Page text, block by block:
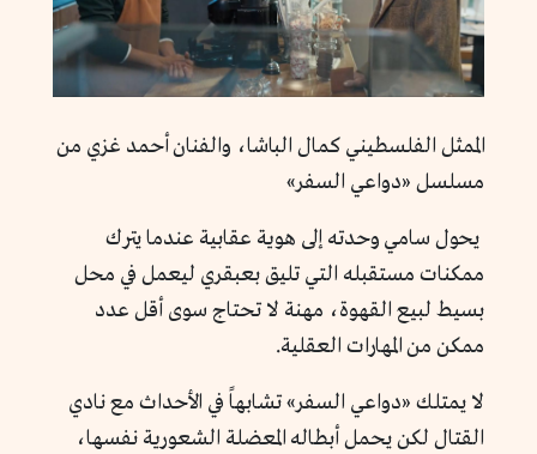
الممثل الفلسطيني كمال الباشا، والفنان أحمد غزي من
مسلسل «دواعي السفر»
يحول سامي وحدته إلى هوية عقابية عندما يترك
ممكنات مستقبله التي تليق بعبقري ليعمل في محل
بسيط لبيع القهوة، مهنة لا تحتاج سوى أقل عدد
ممكن من المهارات العقلية.
لا يمتلك «دواعي السفر» تشابهاً في الأحداث مع نادي
القتال لكن يحمل أبطاله المعضلة الشعورية نفسها،